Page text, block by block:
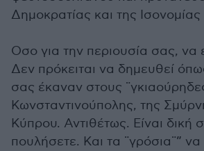
Δημοκρατίας και της Ισονομίας
Οσο για την περιουσία σας, να
Δεν πρόκειται να δημευθεί
σας έκαναν στους
Κωνσταντινούπολης, της
Κύπρου. Αντιθέτως. Είναι δική
πουλήσετε. Και τα ¨γρόσια¨”